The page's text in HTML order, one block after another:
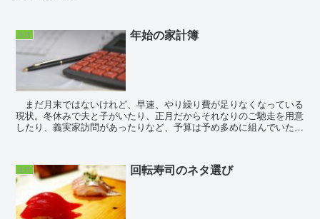
生活 年始の家計簿
まだ月末ではないけれど、早速、やり繰り費が足りなくなっている
現状。冬休みで夫と子がいたり、正月だからそれなりのご馳走を用意
したり、義実家訪問があったりなど、予算は予め多めに組んでいたと
生活 回転寿司のネタ選び